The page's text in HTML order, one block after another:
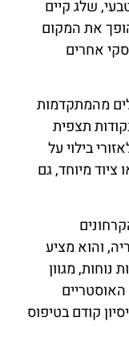
שלג קיים
את המקום
אחרים
מהמתקדמות
תצפית
בילוי על
מיוחד, גם
והוא מציע
מגוון
קודם בטיפוס